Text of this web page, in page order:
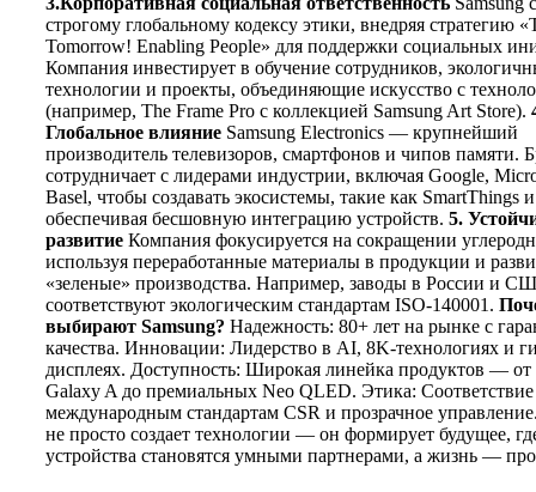
строгому глобальному кодексу этики, внедряя стратегию
Tomorrow! Enabling People» для поддержки социальных
Компания инвестирует в обучение сотрудников,
технологии и проекты, объединяющие искусство с
(например, The Frame Pro с коллекцией Samsung Art Store).
Глобальное влияние Samsung Electronics — крупнейший
производитель телевизоров, смартфонов и чипов памяти.
сотрудничает с лидерами индустрии, включая Google,
Basel, чтобы создавать экосистемы, такие как SmartThings
обеспечивая бесшовную интеграцию устройств. 5.
развитие Компания фокусируется на сокращении
используя переработанные материалы в продукции и
«зеленые» производства. Например, заводы в России и
соответствуют экологическим стандартам ISO-140001.
выбирают Samsung? Надежность: 80+ лет на рынке с
качества. Инновации: Лидерство в AI, 8K-технологиях и
дисплеях. Доступность: Широкая линейка продуктов —
Galaxy A до премиальных Neo QLED. Этика: Соответствие
международным стандартам CSR и прозрачное
не просто создает технологии — он формирует будущее,
устройства становятся умными партнерами, а жизнь —